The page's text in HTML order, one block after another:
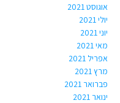
אוגוסט 2021
יולי 2021
יוני 2021
מאי 2021
אפריל 2021
מרץ 2021
פברואר 2021
ינואר 2021